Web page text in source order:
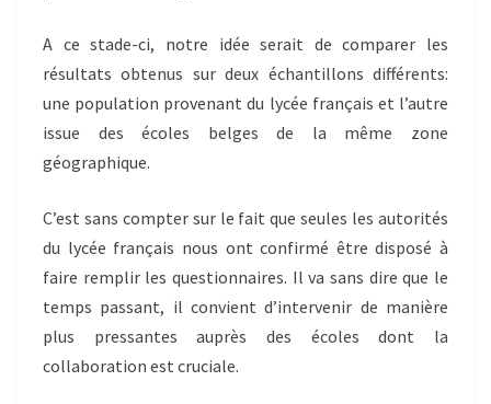
A ce stade-ci, notre idée serait de comparer les
résultats obtenus sur deux échantillons différents:
une population provenant du lycée français et l’autre
issue des écoles belges de la même zone
géographique.
C’est sans compter sur le fait que seules les autorités
du lycée français nous ont confirmé être disposé à
faire remplir les questionnaires. Il va sans dire que le
temps passant, il convient d’intervenir de manière
plus pressantes auprès des écoles dont la
collaboration est cruciale.